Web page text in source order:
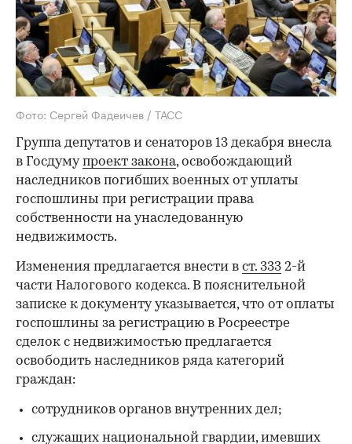
Фото: Сергей Фадеичев / ТАСС
Группа депутатов и сенаторов 13 декабря внесла
в Госдумупроект закона, освобождающий
наследников погибших военных от уплаты
госпошлины при регистрации права
собственности на унаследованную
недвижимость.
Изменения предлагается внести в ст. 333 2-й
части Налогового кодекса. В пояснительной
записке к документу указывается, что от оплаты
госпошлины за регистрацию в Росреестре
сделок с недвижимостью предлагается
освободить наследников ряда категорий
граждан:
сотрудников органов внутренних дел;
служащих национальной гвардии, имевших